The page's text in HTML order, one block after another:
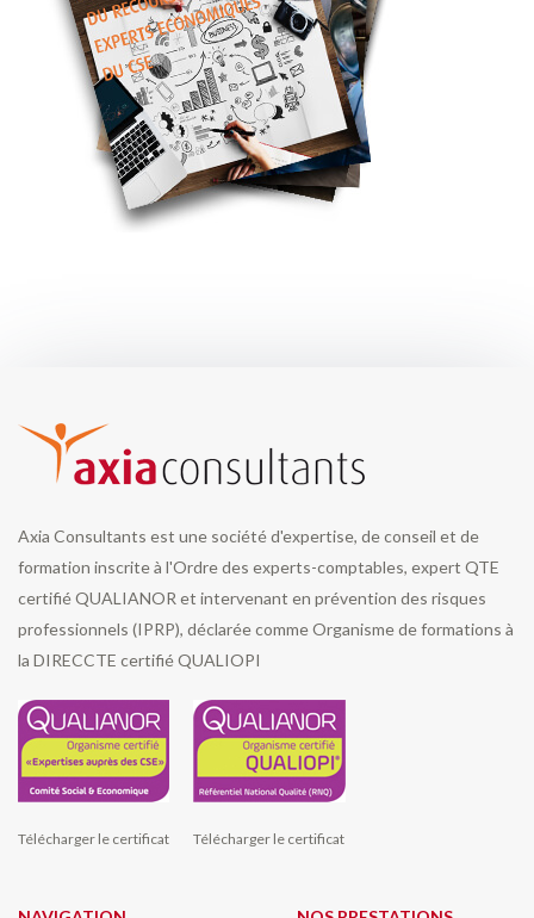
Axia Consultants est une société d'expertise, de conseil et de
formation inscrite à l'Ordre des experts-comptables, expert QTE
certifié QUALIANOR et intervenant en prévention des risques
professionnels (IPRP), déclarée comme Organisme de formations à
la DIRECCTE certifié QUALIOPI
Télécharger le certificat Télécharger le certificat